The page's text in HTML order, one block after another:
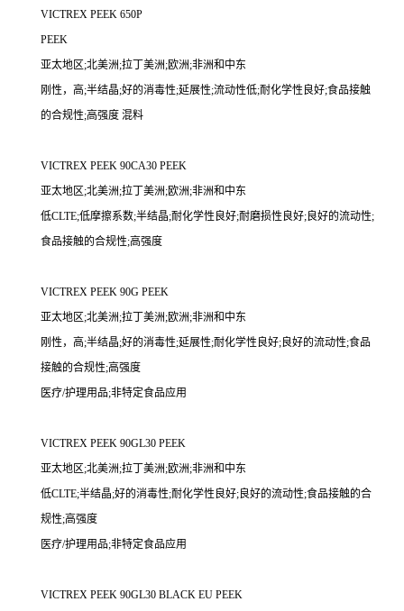
VICTREX PEEK 650P
PEEK
亚太地区;北美洲;拉丁美洲;欧洲;非洲和中东
刚性，高;半结晶;好的消毒性;延展性;流动性低;耐化学性良好;食品接触
的合规性;高强度 混料
VICTREX PEEK 90CA30 PEEK
亚太地区;北美洲;拉丁美洲;欧洲;非洲和中东
低CLTE;低摩擦系数;半结晶;耐化学性良好;耐磨损性良好;良好的流动性;
食品接触的合规性;高强度
VICTREX PEEK 90G PEEK
亚太地区;北美洲;拉丁美洲;欧洲;非洲和中东
刚性，高;半结晶;好的消毒性;延展性;耐化学性良好;良好的流动性;食品
接触的合规性;高强度
医疗/护理用品;非特定食品应用
VICTREX PEEK 90GL30 PEEK
亚太地区;北美洲;拉丁美洲;欧洲;非洲和中东
低CLTE;半结晶;好的消毒性;耐化学性良好;良好的流动性;食品接触的合
规性;高强度
医疗/护理用品;非特定食品应用
VICTREX PEEK 90GL30 BLACK EU PEEK